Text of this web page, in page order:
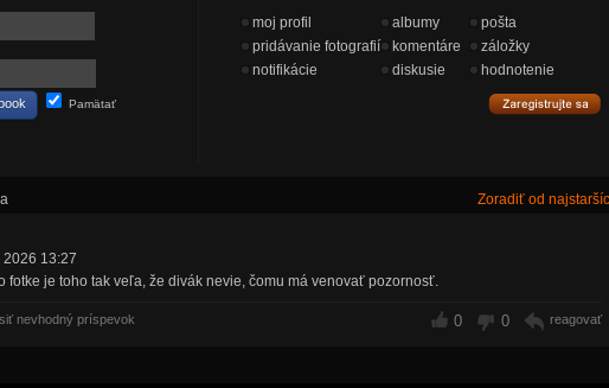
Pamätať
moj profil albumy
pošta
pridávanie fotografií
komentáre
záložky
notifikácie
diskusie hodnotenie
Zoradiť od
2026 13:27
fotke je toho tak veľa, že divák nevie, čomu má venovať pozornosť.
nevhodný príspevok reagovať
0
0